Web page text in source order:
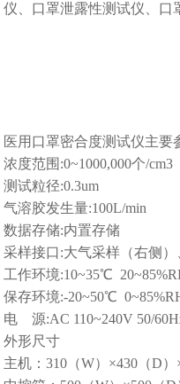
仪、口罩泄露性测试仪、口
医用口罩密合度测试仪主要
浓度范围:0~1000,000个/cm3
测试粒径:0.3um
气溶胶发生量:100L/min
数据存储:内置存储
采样接口:大气采样（右侧）
工作环境:10~35℃
保存环境:-20~50℃
电 源:AC 110~240V 50/
外形尺寸
主机：310（W）×430（D）